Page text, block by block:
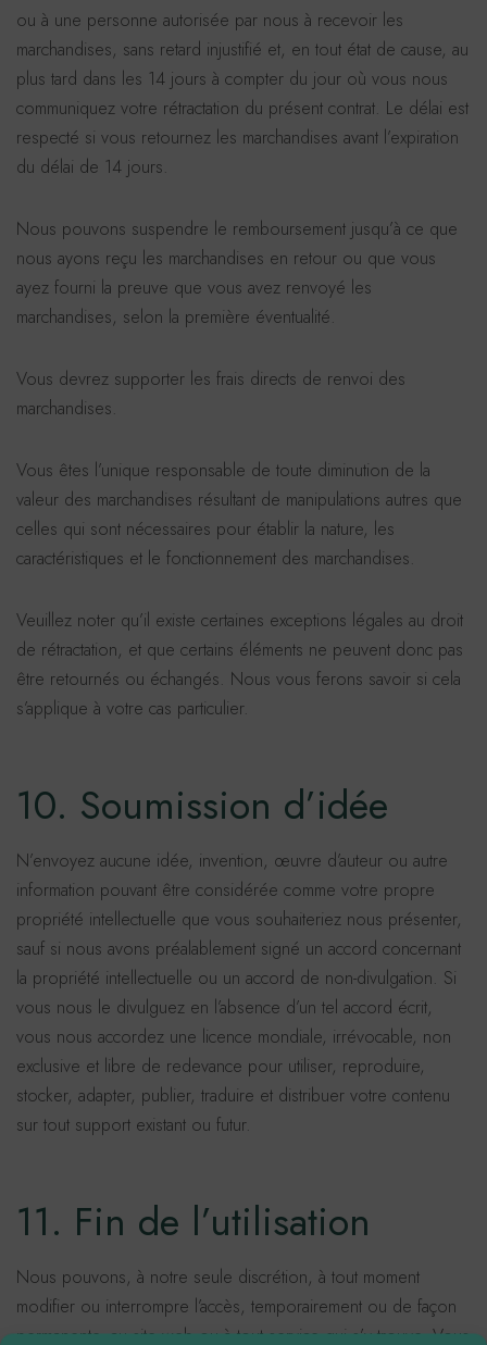
ou à une personne autorisée par nous à recevoir les
marchandises, sans retard injustifié et, en tout état de cause, au
plus tard dans les 14 jours à compter du jour où vous nous
communiquez votre rétractation du présent contrat. Le délai est
respecté si vous retournez les marchandises avant l’expiration
du délai de 14 jours.
Nous pouvons suspendre le remboursement jusqu’à ce que
nous ayons reçu les marchandises en retour ou que vous
ayez fourni la preuve que vous avez renvoyé les
marchandises, selon la première éventualité.
Vous devrez supporter les frais directs de renvoi des
marchandises.
Vous êtes l’unique responsable de toute diminution de la
valeur des marchandises résultant de manipulations autres que
celles qui sont nécessaires pour établir la nature, les
caractéristiques et le fonctionnement des marchandises.
Veuillez noter qu’il existe certaines exceptions légales au droit
de rétractation, et que certains éléments ne peuvent donc pas
être retournés ou échangés. Nous vous ferons savoir si cela
s’applique à votre cas particulier.
10. Soumission d’idée
N’envoyez aucune idée, invention, œuvre d’auteur ou autre
information pouvant être considérée comme votre propre
propriété intellectuelle que vous souhaiteriez nous présenter,
sauf si nous avons préalablement signé un accord concernant
la propriété intellectuelle ou un accord de non-divulgation. Si
vous nous le divulguez en l’absence d’un tel accord écrit,
vous nous accordez une licence mondiale, irrévocable, non
exclusive et libre de redevance pour utiliser, reproduire,
stocker, adapter, publier, traduire et distribuer votre contenu
sur tout support existant ou futur.
11. Fin de l’utilisation
Nous pouvons, à notre seule discrétion, à tout moment
modifier ou interrompre l’accès, temporairement ou de façon
permanente, au site web ou à tout service qui s’y trouve. Vous